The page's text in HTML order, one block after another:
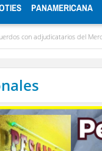
PANAMERICANA
del Mercado Periférico